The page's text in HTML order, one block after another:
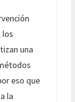
los
una
eso que
la